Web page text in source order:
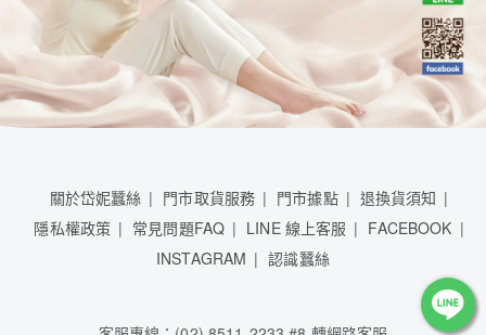
關於岱妮蠶絲 門市取貨服務 門市據點
退換貨須知
隱私權政策
常見問題FAQ LINE 線上客服
FACEBOOK
INSTAGRAM
認識蠶絲